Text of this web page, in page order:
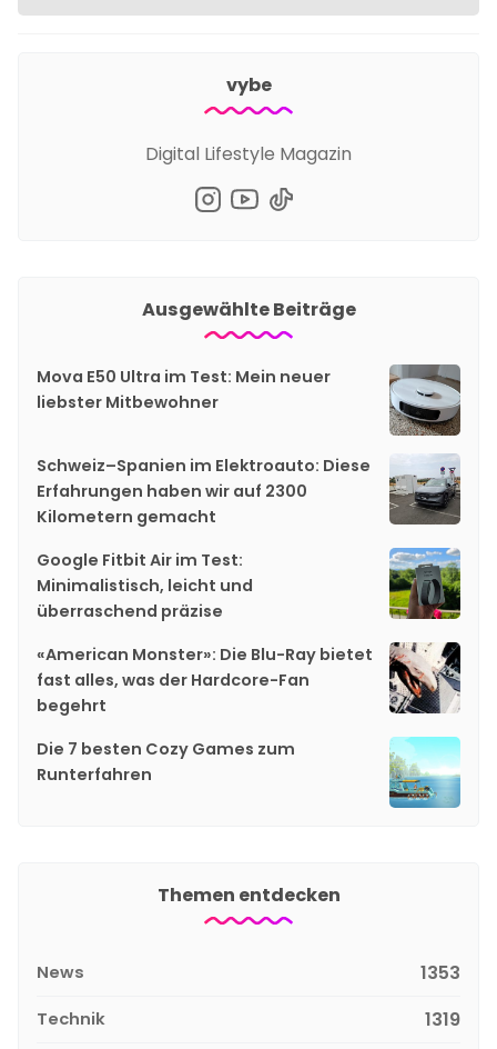
vybe
Digital Lifestyle Magazin
Ausgewählte Beiträge
Mova E50 Ultra im Test: Mein neuer
liebster Mitbewohner
Schweiz–Spanien im Elektroauto: Diese
Erfahrungen haben wir auf 2300
Kilometern gemacht
Google Fitbit Air im Test:
Minimalistisch, leicht und
überraschend präzise
«American Monster»: Die Blu-Ray bietet
fast alles, was der Hardcore-Fan
begehrt
Die 7 besten Cozy Games zum
Runterfahren
Themen entdecken
News 1353
Technik 1319